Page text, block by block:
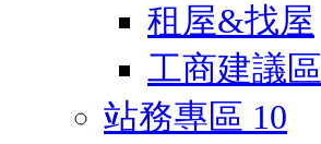
租屋&找屋
工商建議區
站務專區 10